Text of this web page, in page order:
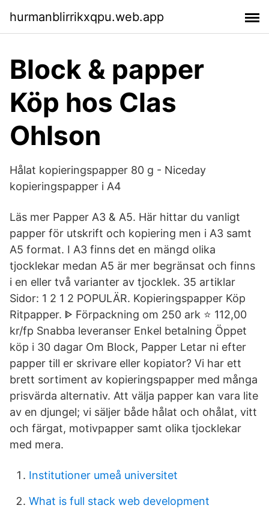
hurmanblirrikxqpu.web.app
Block & papper
Köp hos Clas
Ohlson
Hålat kopieringspapper 80 g - Niceday
kopieringspapper i A4
Läs mer Papper A3 & A5. Här hittar du vanligt
papper för utskrift och kopiering men i A3 samt
A5 format. I A3 finns det en mängd olika
tjocklekar medan A5 är mer begränsat och finns
i en eller två varianter av tjocklek. 35 artiklar
Sidor: 1 2 1 2 POPULÄR. Kopieringspapper Köp
Ritpapper. ᐈ Förpackning om 250 ark ⭐ 112,00
kr/fp Snabba leveranser Enkel betalning Öppet
köp i 30 dagar Om Block, Papper Letar ni efter
papper till er skrivare eller kopiator? Vi har ett
brett sortiment av kopieringspapper med många
prisvärda alternativ. Att välja papper kan vara lite
av en djungel; vi säljer både hålat och ohålat, vitt
och färgat, motivpapper samt olika tjocklekar
med mera.
Institutioner umeå universitet
What is full stack web development